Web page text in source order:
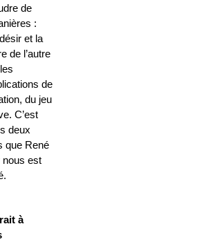
de
:
et la
de l’autre
de
du jeu
C’est
deux
que René
nous est
à